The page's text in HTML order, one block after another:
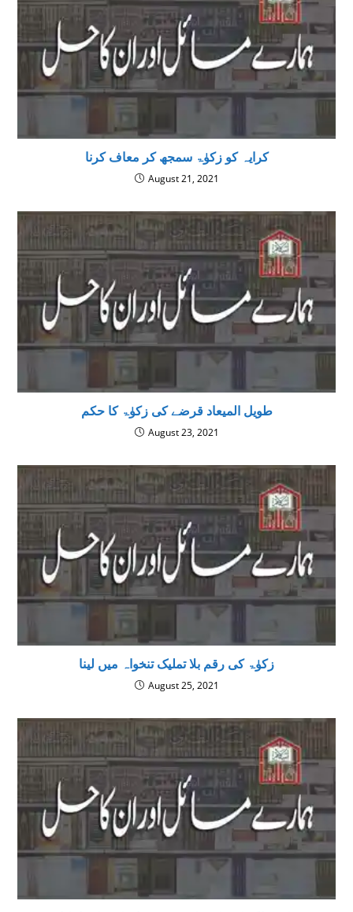
کرایہ کو زکوٰۃ سمجھ کر معاف کرنا
August 21, 2021
طویل المیعاد قرضے کی زکوٰۃ کا حکم
August 23, 2021
زکوٰۃ کی رقم بلا تملیک تنخواہ میں لینا
August 25, 2021